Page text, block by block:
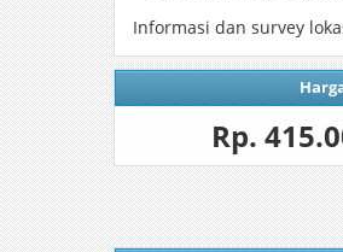
Informasi dan survey
Rp.